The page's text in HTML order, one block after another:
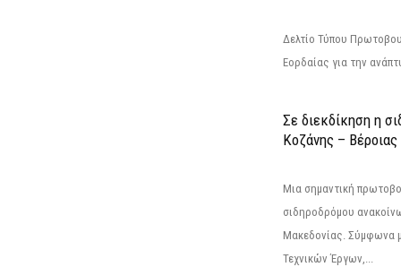
Δελτίο Τύπου
Εορδαίας για την
Σε διεκδίκηση η
Κoζάνης –
Μια σημαντική
σιδηροδρόμου
Μακεδονίας. Σύμφωνα
Τεχνικών Έργων,...